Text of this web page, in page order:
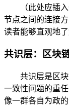
（此处应插
节点之间的连接
读者能够直观地
共识层：区块
共识层是区
一致性问题的重
像一群各自为政